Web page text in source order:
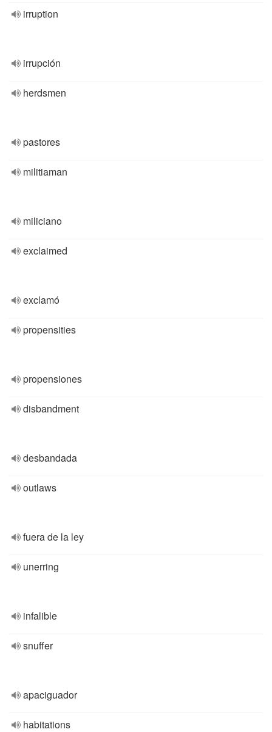
irruption
irrupción
herdsmen
pastores
militiaman
miliciano
exclaimed
exclamó
propensities
propensiones
disbandment
desbandada
outlaws
fuera de la ley
unerring
infalible
snuffer
apaciguador
habitations